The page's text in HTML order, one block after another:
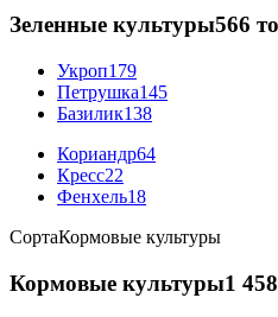
Зеленные культуры566
Укроп179
Петрушка145
Базилик138
Кориандр64
Кресс22
Фенхель18
СортаКормовые культуры
Кормовые культуры1